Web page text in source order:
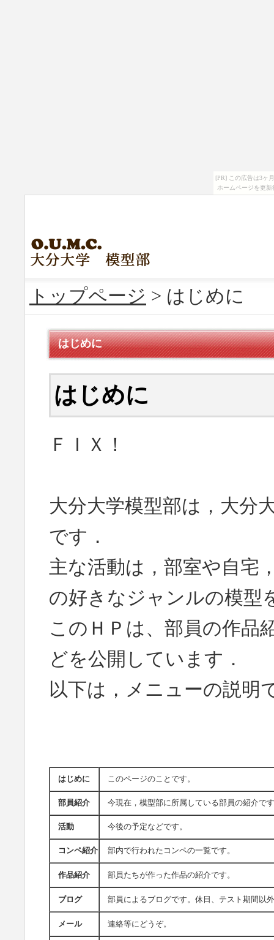
[PR] この広告は3ヶ
ホームページを更
トップページ > はじめに
はじめに
はじめに
ＦＩＸ！
大分大学模型部は，大分
です．
主な活動は，部室や自宅
の好きなジャンルの模型
このＨＰは、部員の作品
どを公開しています．
以下は，メニューの説明
はじめに このページのことです。
部員紹介 今現在，模型部に所属している部員の紹介で
活動 今後の予定などです。
コンペ紹介 部内で行われたコンペの一覧です。
作品紹介 部員たちが作った作品の紹介です。
ブログ 部員によるブログです。休日、テスト期間以
メール 連絡等にどうぞ。